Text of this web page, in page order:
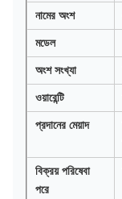
নামের অংশ
মডেল
অংশ সংখ্যা
ওয়ারেন্টি
প্রদানের মেয়াদ
বিক্রয় পরিষেবা
পরে